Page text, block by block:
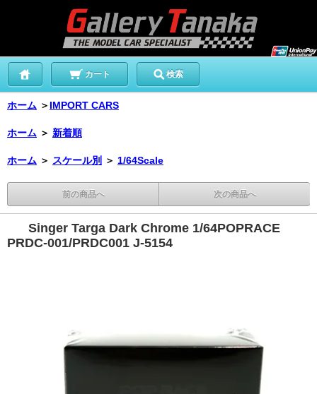
カート 検索
ホーム ＞ IMPORT CARS
ホーム ＞ 新着順
ホーム ＞ スケール別 ＞ 1/64Scale
前の商品へ 次の商品へ
Singer Targa Dark Chrome 1/64POPRACE
PRDC-001/PRDC001 J-5154